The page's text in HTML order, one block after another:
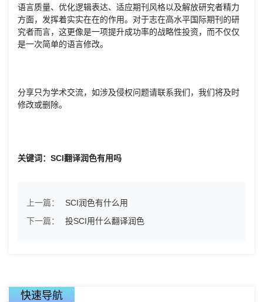
语言质量、优化逻辑表达、适应期刊风格以及解放研究者精力
方面，发挥着实实在在的作用。对于志在高水平国际期刊的研
究者而言，这更像是一项提升成功率的战略性投资，而不仅仅
是一次简单的语言修改。
分享只为学术交流，如涉及侵权问题请联系我们，我们将及时
修改或删除。
关键词：SCI翻译润色有用吗
上一篇：
SCI润色有什么用
下一篇：
投SCI用什么翻译润色
快速导航